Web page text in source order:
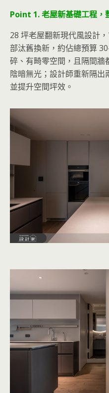
Point 1. 老屋新基礎工程，
28 坪老屋翻新現代風設計
部汰舊換新，約佔總預算
碎、有畸零空間，且隔間牆
陰暗無光；設計師重新隔出
並提升空間坪效。